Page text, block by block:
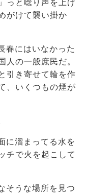
っと唸り声を上げ
がけて襲い掛か
春にはいなかった
人の一般庶民だ。
引き寄せて輪を作
、いくつもの煙が
に溜まってる水を
チで火を起こして
そうな場所を見つ